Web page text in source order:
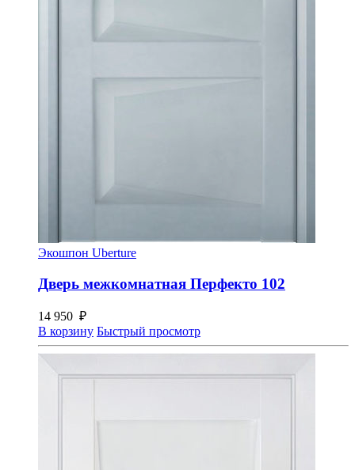
Экошпон Uberture
Дверь межкомнатная Перфекто 102
14 950 ₽
В корзину Быстрый просмотр